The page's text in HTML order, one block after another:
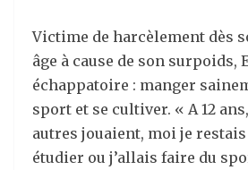
Victime de harcèlement dès
âge à cause de son surpoids,
échappatoire : manger
sport et se cultiver. « A 12
autres jouaient, moi je
étudier ou j’allais faire du